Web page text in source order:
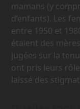
mamans (y
d’enfants). Les
entre 1950 et
étaient des
jugées sur la
ont pris leurs
laissé des